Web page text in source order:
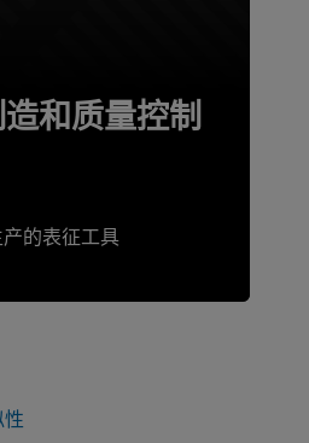
和质量控制
的表征工具
性